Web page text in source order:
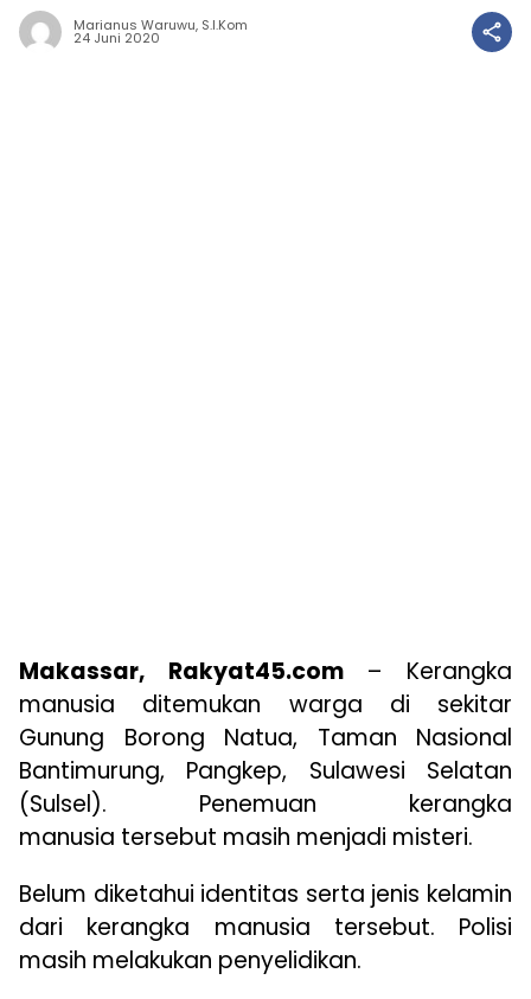
Marianus Waruwu, S.I.Kom
24 Juni 2020
Makassar, Rakyat45.com– Kerangka
manusia ditemukan warga di sekitar
Gunung Borong Natua, Taman Nasional
Bantimurung, Pangkep, Sulawesi Selatan
(Sulsel). Penemuan kerangka
manusia tersebut masih menjadi misteri.
Belum diketahui identitas serta jenis kelamin
dari kerangka manusia tersebut. Polisi
masih melakukan penyelidikan.